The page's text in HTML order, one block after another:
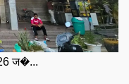
ज�...